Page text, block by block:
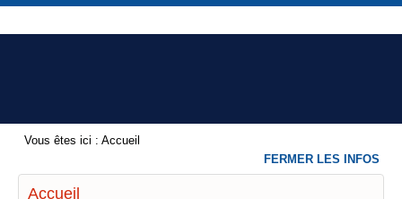
Vous êtes ici : Accueil
Accueil
FERMER LES INFOS